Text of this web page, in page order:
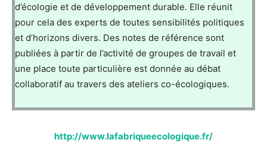
d’écologie et de développement durable. Elle réunit
pour cela des experts de toutes sensibilités politiques
et d’horizons divers. Des notes de référence sont
publiées à partir de l’activité de groupes de travail et
une place toute particulière est donnée au débat
collaboratif au travers des ateliers co-écologiques.
http://www.lafabriqueecologique.fr/